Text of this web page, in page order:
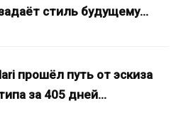
стиль будущему…
прошёл путь от эскиза
за 405 дней…